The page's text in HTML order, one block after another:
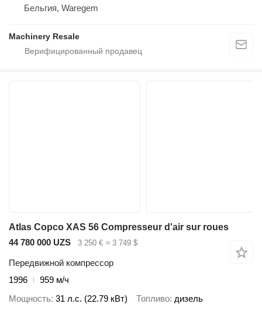
Бельгия, Waregem
Machinery Resale
Atlas Copco XAS 56 Compresseur d'air sur roues
44 780 000 UZS
3 250 € ≈ 3 749 $
Передвижной компрессор
1996
959 м/ч
Мощность 31 л.с. (22.79 кВт) Топливо дизель